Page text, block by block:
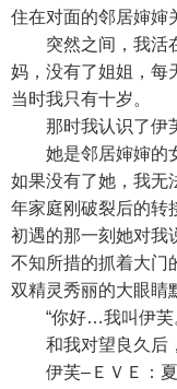
住在对面的邻居婶婶
突然之间，我活在
妈，没有了姐姐，每
当时我只有十岁。
那时我认识了伊
她是邻居婶婶的女
如果没有了她，我无
年家庭刚破裂后的转
初遇的那一刻她对我
不知所措的抓着大门
双精灵秀丽的大眼睛
“你好…我叫伊芙
和我对望良久后，
伊芙–ＥＶＥ：夏